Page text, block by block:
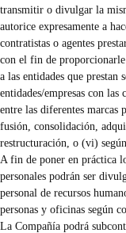
transmitir o divulgar la
autorice expresamente a
contratistas o agentes
con el fin de
a las entidades que
entidades/empresas con las
entre las diferentes marcas
fusión, consolidación,
restructuración, o (vi)
A fin de poner en práctica
personales podrán ser
personal de recursos
personas y oficinas según
La Compañía podrá